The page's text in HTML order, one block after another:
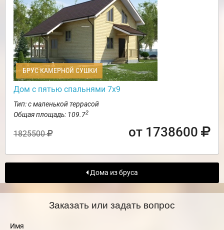
БРУС КАМЕРНОЙ СУШКИ
Дом с пятью спальнями 7х9
Тип: с маленькой террасой
Общая площадь: 109.72
1825500 от 1738600
Дома из бруса
Заказать или задать вопрос
Имя